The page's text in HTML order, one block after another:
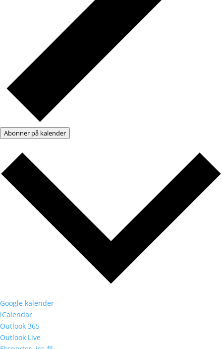
Abonner på kalender
Google kalender
iCalendar
Outlook 365
Outlook Live